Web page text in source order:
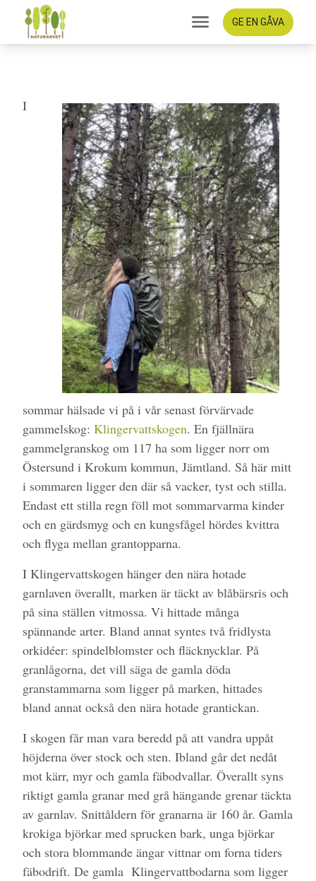
GE EN GÅVA
I
sommar hälsade vi på i vår senast förvärvade
gammelskog: Klingervattskogen. En fjällnära
gammelgranskog om 117 ha som ligger norr om
Östersund i Krokum kommun, Jämtland. Så här mitt
i sommaren ligger den där så vacker, tyst och stilla.
Endast ett stilla regn föll mot sommarvarma kinder
och en gärdsmyg och en kungsfågel hördes kvittra
och flyga mellan grantopparna.
I Klingervattskogen hänger den nära hotade
garnlaven överallt, marken är täckt av blåbärsris och
på sina ställen vitmossa. Vi hittade många
spännande arter. Bland annat syntes två fridlysta
orkidéer: spindelblomster och fläcknycklar. På
granlågorna, det vill säga de gamla döda
granstammarna som ligger på marken, hittades
bland annat också den nära hotade grantickan.
I skogen får man vara beredd på att vandra uppåt
höjderna över stock och sten. Ibland går det nedåt
mot kärr, myr och gamla fäbodvallar. Överallt syns
riktigt gamla granar med grå hängande grenar täckta
av garnlav. Snittåldern för granarna är 160 år. Gamla
krokiga björkar med sprucken bark, unga björkar
och stora blommande ängar vittnar om forna tiders
fäbodrift. De gamla Klingervattbodarna som ligger